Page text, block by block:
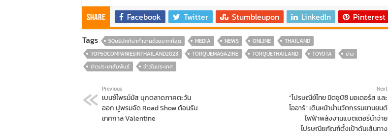
Share Facebook Twitter Stumbleupon LinkedIn
Pinterest
Tags
50บริษัทที่น่าทำงานด้วยมากที่สุด MEDIA NEWS ONLINE
THAILAND
TOP50COMPANIESINTHAILAND2023
TORQUEMAGAZINE TORQUETHAILAND TOYOTA
ข่าว
ข่าวประชาสัมพันธ์
ข่าวในประเทศ
Previous
เบนซ์ไพรม์มัส บุกตลาดภาคตะวัน
ออก ปูพรมจัด Road Show ต้อนรับ
เทศกาล Valentine
Next
“ไปรษณีย์ไทย มิตซูบิชิ มอเตอร์ส และ
โออาร์” เดินหน้านำนวัตกรรมยานยนต์
ไฟฟ้าพลังงานแบตเตอรี่นำจ่าย
ไปรษณียภัณฑ์ตั้งเป้าดันเส้นทาง